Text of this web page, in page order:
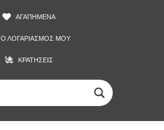
ΑΓΑΠΗΜΕΝΑ
Ο ΛΟΓΑΡΙΑΣΜΟΣ ΜΟΥ
ΚΡΑΤΗΣΕΙΣ